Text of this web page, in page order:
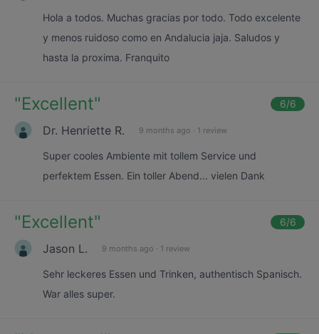
Hola a todos. Muchas gracias por todo. Todo excelente
y menos ruidoso como en Andalucia jaja. Saludos y
hasta la proxima. Franquito
"Excellent" 6/6
Dr. Henriette R. 9 months ago · 1 review
Super cooles Ambiente mit tollem Service und
perfektem Essen. Ein toller Abend... vielen Dank
"Excellent" 6/6
Jason L. 9 months ago · 1 review
Sehr leckeres Essen und Trinken, authentisch Spanisch.
War alles super.